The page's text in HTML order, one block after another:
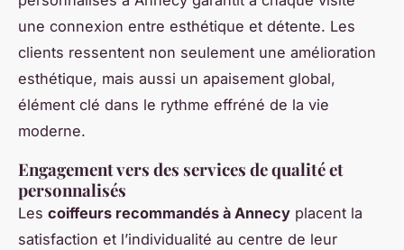
une connexion entre esthétique et détente. Les
clients ressentent non seulement une amélioration
esthétique, mais aussi un apaisement global,
élément clé dans le rythme effréné de la vie
moderne.
Engagement vers des services de qualité et
personnalisés
Les coiffeurs recommandés à Annecy placent la
satisfaction et l’individualité au centre de leur